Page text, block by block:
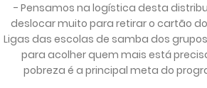
- Pensamos na logística desta
deslocar muito para retirar o cartão
Ligas das escolas de samba dos
para acolher quem mais está
pobreza é a principal meta do